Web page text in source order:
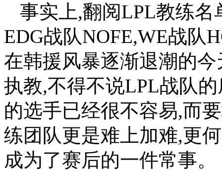
事实上,翻阅LPL教练
EDG战队NOFE,WE战队
在韩援风暴逐渐退潮的
执教,不得不说LPL战队
的选手已经很不容易,而
练团队更是难上加难,更
成为了赛后的一件常事。